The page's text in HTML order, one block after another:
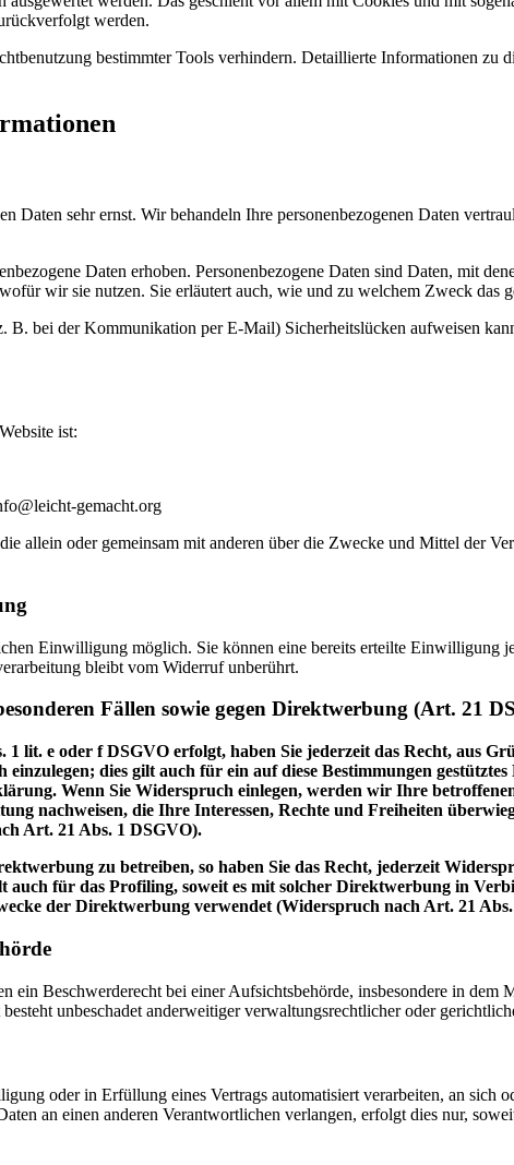
werden.
bestimmter Tools verhindern. Detaillierte Informationen zu
Daten sehr ernst. Wir behandeln Ihre personenbezogenen Daten
Daten erhoben. Personenbezogene Daten sind Daten, mit
wir sie nutzen. Sie erläutert auch, wie und zu welchem Zweck das
B. bei der Kommunikation per E-Mail) Sicherheitslücken aufweisen
ist:
gemacht.org
allein oder gemeinsam mit anderen über die Zwecke und Mittel der
Einwilligung möglich. Sie können eine bereits erteilte
bleibt vom Widerruf unberührt.
Fällen sowie gegen Direktwerbung (Art. 21
lit. e oder f DSGVO erfolgt, haben Sie jederzeit das Recht, aus
dies gilt auch für ein auf diese Bestimmungen
Wenn Sie Widerspruch einlegen, werden wir Ihre
nachweisen, die Ihre Interessen, Rechte und Freiheiten
Art. 21 Abs. 1 DSGVO).
zu betreiben, so haben Sie das Recht, jederzeit
auch für das Profiling, soweit es mit solcher Direktwerbung in
der Direktwerbung verwendet (Widerspruch nach Art. 21
Beschwerderecht bei einer Aufsichtsbehörde, insbesondere in
unbeschadet anderweitiger verwaltungsrechtlicher oder
oder in Erfüllung eines Vertrags automatisiert verarbeiten, an sich
an einen anderen Verantwortlichen verlangen, erfolgt dies nur,